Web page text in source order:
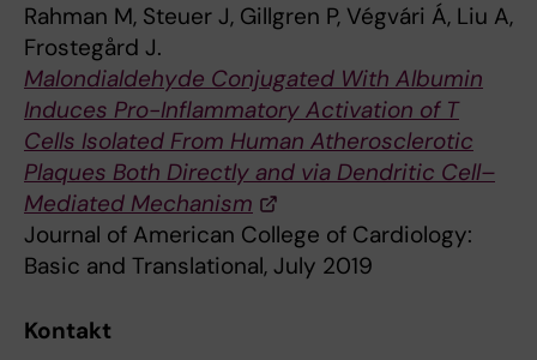
Rahman M, Steuer J, Gillgren P, Végvári Á, Liu A,
Frostegård J.
Malondialdehyde Conjugated With Albumin
Induces Pro-Inflammatory Activation of T
Cells Isolated From Human Atherosclerotic
Plaques Both Directly and via Dendritic Cell–
Mediated Mechanism
Journal of American College of Cardiology:
Basic and Translational, July 2019
Kontakt